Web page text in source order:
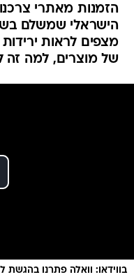
הזמנות מאתרי
הישראלי שמשלם
מצפים לראות
של מוצרים, למה זה
בווידאו: וואלה פתרנו בהגשת